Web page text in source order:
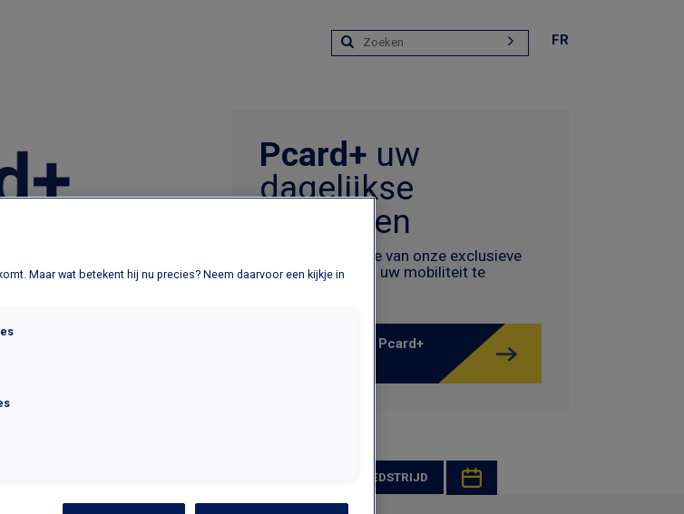
FR
Pcard+ uw
dagelijkse
voordelen
Blijf op de hoogte van onze exclusieve
aanbiedingen om uw mobiliteit te
Ontdek hier alle Pcard+
WEDSTRIJD
Maar wat betekent hij nu precies? Neem daarvoor een kijkje in